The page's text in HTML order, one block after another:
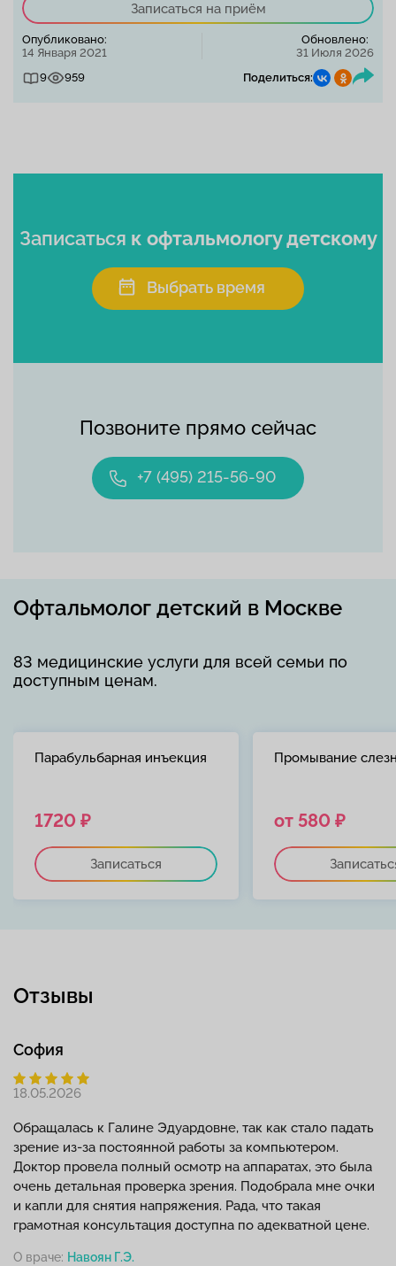
Записаться на приём
Опубликовано:
14 Января 2021
Обновлено:
31 Июля 2026
9
959 Поделиться:
Позвоните прямо сейчас
+7 (495) 215-56-90
Записаться к офтальмологу детскому
Выбрать время
Офтальмолог детский в Москве
83 медицинские услуги для всей семьи по
доступным ценам.
Парабульбарная инъекция
1720 ₽
Записаться
Промывание
от 580 ₽
Отзывы
София
18.05.2026
Обращалась к Галине Эдуардовне, так как стало падать
зрение из-за постоянной работы за компьютером.
Доктор провела полный осмотр на аппаратах, это была
очень детальная проверка зрения. Подобрала мне очки
и капли для снятия напряжения. Рада, что такая
грамотная консультация доступна по адекватной цене.
О враче: Навоян Г.Э.